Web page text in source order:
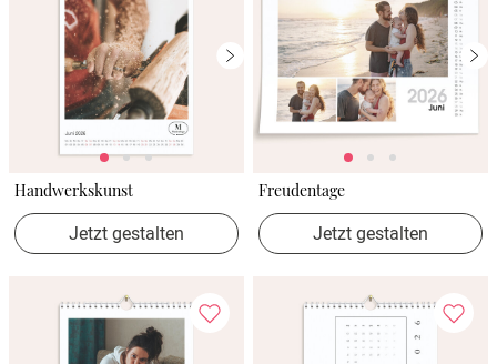
Handwerkskunst
Jetzt gestalten
Freudentage
Jetzt gestalten